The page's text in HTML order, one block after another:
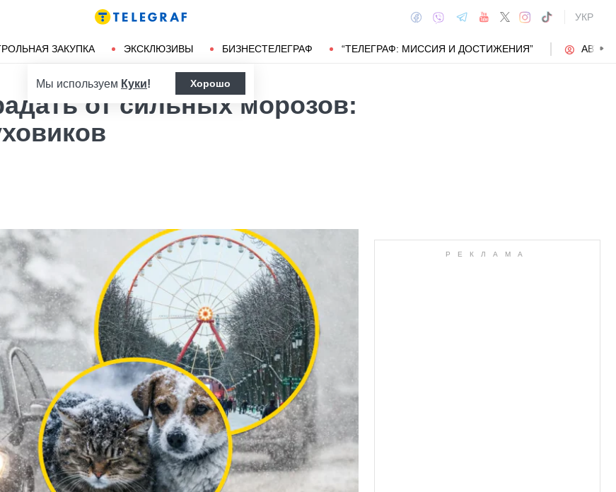
УКР
ЗАКУПКА ЭКСКЛЮЗИВЫ БИЗНЕСТЕЛЕГРАФ “ТЕЛЕГРАФ: МИССИЯ И ДОСТИЖЕНИЯ”
Мы используем Куки! Хорошо
от сильных морозов: